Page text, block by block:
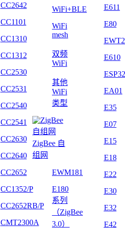
CC2642
CC1101
CC1310
CC1312
CC2530
CC2531
CC2540
CC2541
CC2630
CC2640
CC2652
CC1352/P
CC2652RB/P
CMT2300A
WiFi+BLE
WiFi
mesh
双频
WiFi
其他
WiFi
类型
ZigBee 自
组网
EWM181
E180
系列
（ZigBee
3.0）
E611
E80
E610
ESP32
EA01
E35
E07
E15
E18
E22
E30
E32
E42